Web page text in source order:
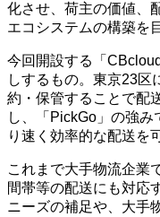
化させ、荷主の価値、
エコシステムの構築を
今回開設する「
しするもの。東京23区
約・保管することで配
し、「PickGo」の強み
り速く効率的な配送を
これまで大手物流企業
間帯等の配送にも対応
ニーズの補足や、大手